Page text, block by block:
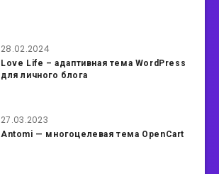
28.02.2024
Love Life – адаптивная тема WordPress
для личного блога
27.03.2023
Antomi — многоцелевая тема OpenCart